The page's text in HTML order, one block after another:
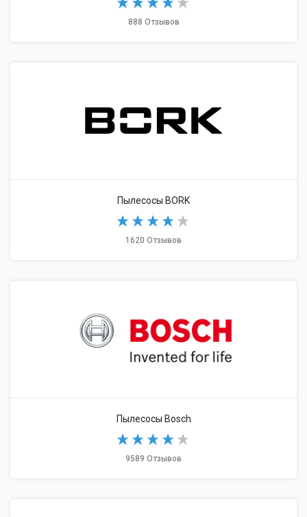
888 Отзывов
Пылесосы BORK
1620 Отзывов
Пылесосы Bosch
9589 Отзывов